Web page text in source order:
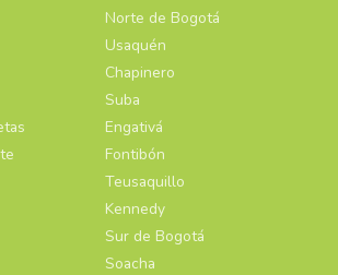
Norte de Bogotá
Usaquén
Chapinero
Suba
Engativá
Fontibón
Teusaquillo
Kennedy
Sur de Bogotá
Soacha